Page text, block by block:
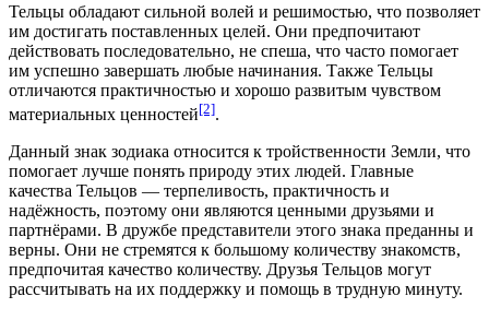
Тельцы обладают сильной волей и решимостью, что позволяет
им достигать поставленных целей. Они предпочитают
действовать последовательно, не спеша, что часто помогает
им успешно завершать любые начинания. Также Тельцы
отличаются практичностью и хорошо развитым чувством
материальных ценностей[2].
Данный знак зодиака относится к тройственности Земли, что
помогает лучше понять природу этих людей. Главные
качества Тельцов — терпеливость, практичность и
надёжность, поэтому они являются ценными друзьями и
партнёрами. В дружбе представители этого знака преданны и
верны. Они не стремятся к большому количеству знакомств,
предпочитая качество количеству. Друзья Тельцов могут
рассчитывать на их поддержку и помощь в трудную минуту.